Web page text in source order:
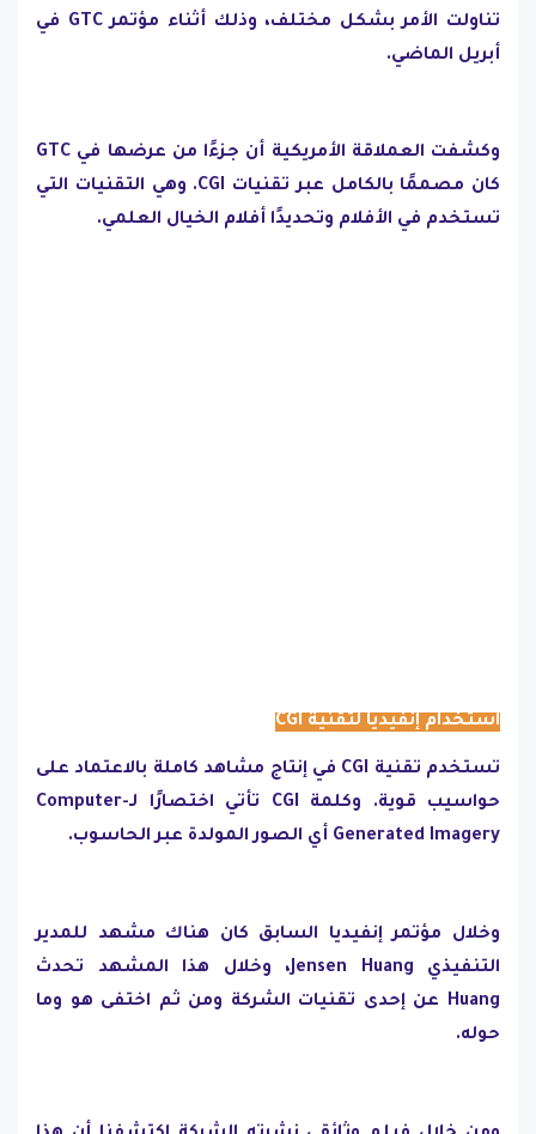
تناولت الأمر بشكل مختلف، وذلك أثناء مؤتمر GTC في
أبريل الماضي.
وكشفت العملاقة الأمريكية أن جزءًا من عرضها في GTC
كان مصممًا بالكامل عبر تقنيات CGI. وهي التقنيات التي
تستخدم في الأفلام وتحديدًا أفلام الخيال العلمي.
استخدام إنفيديا لتقنية CGI
تستخدم تقنية CGI في إنتاج مشاهد كاملة بالاعتماد على
حواسيب قوية. وكلمة CGI تأتي اختصارًا لـComputer-
Generated Imagery أي الصور المولدة عبر الحاسوب.
وخلال مؤتمر إنفيديا السابق كان هناك مشهد للمدير
التنفيذي Jensen Huang، وخلال هذا المشهد تحدث
Huang عن إحدى تقنيات الشركة ومن ثم اختفى هو وما
حوله.